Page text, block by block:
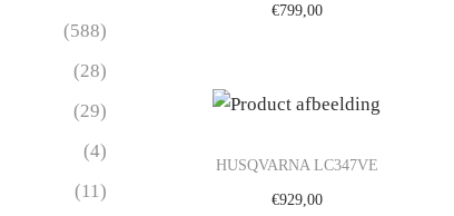
€799,00
HUSQVARNA LC347VE
€929,00
(588)
(28)
(29)
(4)
(11)